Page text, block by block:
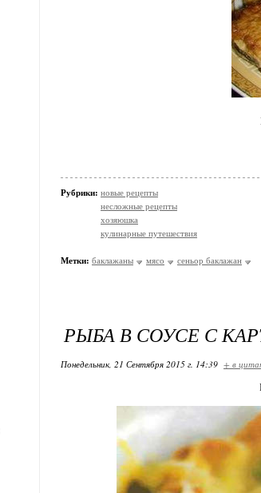
Рубрики: новые рецепты
несложные рецепты
хозяюшка
кулинарные путешествия
Метки: баклажаны мясо сеньор баклажан
РЫБА В СОУСЕ С
Понедельник, 21 Сентября 2015 г. 14:39 + в